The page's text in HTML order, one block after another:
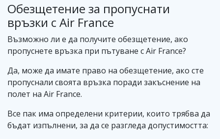
Обезщетение за пропуснати
връзки с Air France
Възможно ли е да получите обезщетение, ако
пропуснете връзка при пътуване с Air France?
Да, може да имате право на обезщетение, ако сте
пропуснали своята връзка поради закъснение на
полет на Air France.
Все пак има определени критерии, които трябва да
бъдат изпълнени, за да се разгледа допустимостта: